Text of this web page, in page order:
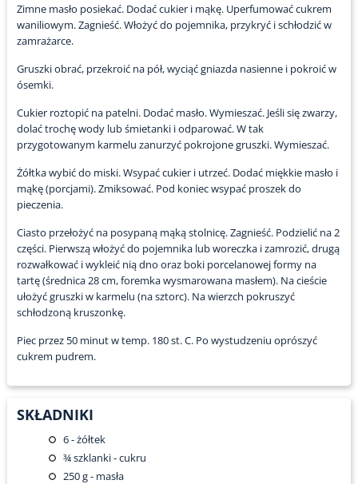
Zimne masło posiekać. Dodać cukier i mąkę. Uperfumować cukrem
waniliowym. Zagnieść. Włożyć do pojemnika, przykryć i schłodzić w
zamrażarce.
Gruszki obrać, przekroić na pół, wyciąć gniazda nasienne i pokroić w
ósemki.
Cukier roztopić na patelni. Dodać masło. Wymieszać. Jeśli się zwarzy,
dolać trochę wody lub śmietanki i odparować. W tak
przygotowanym karmelu zanurzyć pokrojone gruszki. Wymieszać.
Żółtka wybić do miski. Wsypać cukier i utrzeć. Dodać miękkie masło i
mąkę (porcjami). Zmiksować. Pod koniec wsypać proszek do
pieczenia.
Ciasto przełożyć na posypaną mąką stolnicę. Zagnieść. Podzielić na 2
części. Pierwszą włożyć do pojemnika lub woreczka i zamrozić, drugą
rozwałkować i wykleić nią dno oraz boki porcelanowej formy na
tartę (średnica 28 cm, foremka wysmarowana masłem). Na cieście
ułożyć gruszki w karmelu (na sztorc). Na wierzch pokruszyć
schłodzoną kruszonkę.
Piec przez 50 minut w temp. 180 st. C. Po wystudzeniu oprószyć
cukrem pudrem.
SKŁADNIKI
6- żółtek
¾szklanki - cukru
250g - masła